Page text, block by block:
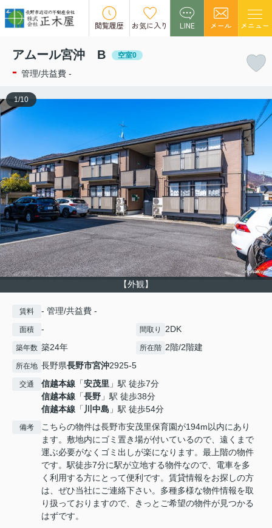
閲覧履歴 お気に入り LINE メール メニュー
この物件の募集は終了しました。
アムール宮沖 B 空室0
- 管理/共益費 -
【外観】
1/10
賃料 - 管理/共益費 -
面積 - 間取り 2DK
築年数 築24年 所在階 2階/2階建
所在地 長野県長野市宮沖2925-5
交通 信越本線 「安茂里 」駅 徒歩7分
信越本線 「長野 」駅 徒歩38分
信越本線 「 川中島 」駅 徒歩54分
備考
こちらの物件は長野市安茂里保育園が194m以内にあり
ます。敷地内にゴミ置き場が付いているので、遠くまで
運ぶ必要がなくゴミ出しが楽になります。最上階の物件
です。駅徒歩7分に駅が立地する物件なので、電車を多
く利用する方にとって便利です。賃貸情報をお探しの方
は、ぜひ当社にご連絡下さい。多種多様な物件情報を取
り扱っておりますので、きっとご希望の物件が見つかる
はずです。